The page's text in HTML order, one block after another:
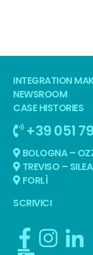
INTEGRATION
NEWSROOM
CASE HISTORIES
+39 051
BOLOGNA –
TREVISO – SILEA
FORLÌ
SCRIVICI